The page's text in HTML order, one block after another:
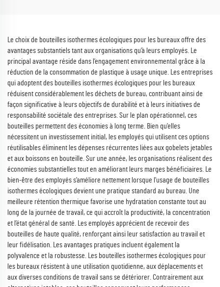
Le choix de bouteilles isothermes écologiques pour les bureaux offre des
avantages substantiels tant aux organisations qu’à leurs employés. Le
principal avantage réside dans l’engagement environnemental grâce à la
réduction de la consommation de plastique à usage unique. Les entreprises
qui adoptent des bouteilles isothermes écologiques pour les bureaux
réduisent considérablement les déchets de bureau, contribuant ainsi de
façon significative à leurs objectifs de durabilité et à leurs initiatives de
responsabilité sociétale des entreprises. Sur le plan opérationnel, ces
bouteilles permettent des économies à long terme. Bien qu’elles
nécessitent un investissement initial, les employés qui utilisent ces options
réutilisables éliminent les dépenses récurrentes liées aux gobelets jetables
et aux boissons en bouteille. Sur une année, les organisations réalisent des
économies substantielles tout en améliorant leurs marges bénéficiaires. Le
bien-être des employés s’améliore nettement lorsque l’usage de bouteilles
isothermes écologiques devient une pratique standard au bureau. Une
meilleure rétention thermique favorise une hydratation constante tout au
long de la journée de travail, ce qui accroît la productivité, la concentration
et l’état général de santé. Les employés apprécient de recevoir des
bouteilles de haute qualité, renforçant ainsi leur satisfaction au travail et
leur fidélisation. Les avantages pratiques incluent également la
polyvalence et la robustesse. Les bouteilles isothermes écologiques pour
les bureaux résistent à une utilisation quotidienne, aux déplacements et
aux diverses conditions de travail sans se détériorer. Contrairement aux